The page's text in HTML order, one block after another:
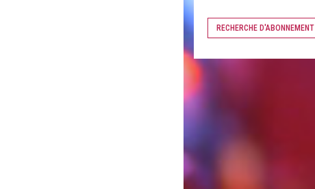
RECHERCHE D'ABONNEMENT